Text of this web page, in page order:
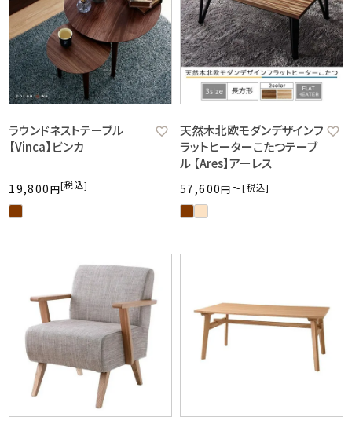
ラウンドネストテーブル
【Vinca】ビンカ
19,800 税込
天然木北欧モダンデザインフ
ラットヒーターこたつテーブ
ル 【Ares】アーレス
57,600 税込
〜